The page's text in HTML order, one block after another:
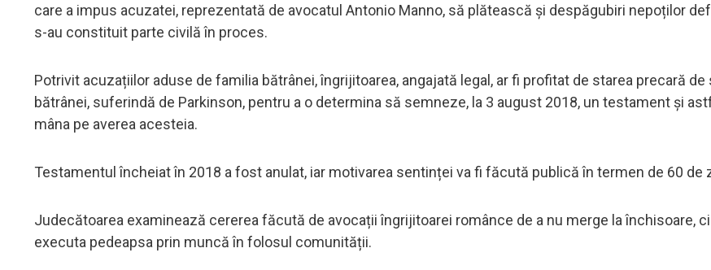
care a impus acuzatei, reprezentată de avocatul Antonio Manno, să plătească și despăgubiri nepoților
s-au constituit parte civilă în proces.
Potrivit acuzațiilor aduse de familia bătrânei, îngrijitoarea, angajată legal, ar fi profitat de starea precară de
bătrânei, suferindă de Parkinson, pentru a o determina să semneze, la 3 august 2018, un testament și
mâna pe averea acesteia.
Testamentul încheiat în 2018 a fost anulat, iar motivarea sentinței va fi făcută publică în termen de 60 de
Judecătoarea examinează cererea făcută de avocații îngrijitoarei românce de a nu merge la închisoare, ci
executa pedeapsa prin muncă în folosul comunității.